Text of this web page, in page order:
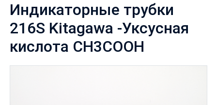
Индикаторные трубки
216S Kitagawa -Уксусная
кислота CH3COOH